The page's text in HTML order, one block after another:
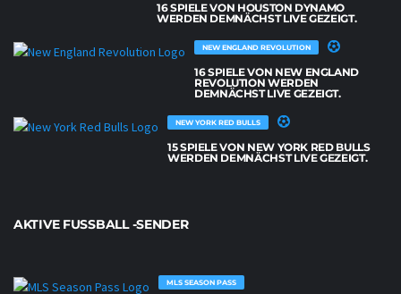
16 SPIELE VON HOUSTON DYNAMO
WERDEN DEMNÄCHST LIVE GEZEIGT.
NEW ENGLAND REVOLUTION
16 SPIELE VON NEW ENGLAND
REVOLUTION WERDEN
DEMNÄCHST LIVE GEZEIGT.
NEW YORK RED BULLS
15 SPIELE VON NEW YORK RED BULLS
WERDEN DEMNÄCHST LIVE GEZEIGT.
AKTIVE FUSSBALL -SENDER
MLS SEASON PASS